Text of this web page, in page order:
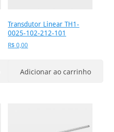
Transdutor Linear TH1-
0025-102-212-101
R$ 0,00
Adicionar ao carrinho